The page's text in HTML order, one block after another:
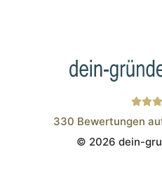
330 Bewertungen
© 2026 dein-